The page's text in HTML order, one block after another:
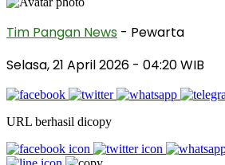
Tim Pangan News - Pewarta
Selasa, 21 April 2026 - 04:20 WIB
URL berhasil dicopy